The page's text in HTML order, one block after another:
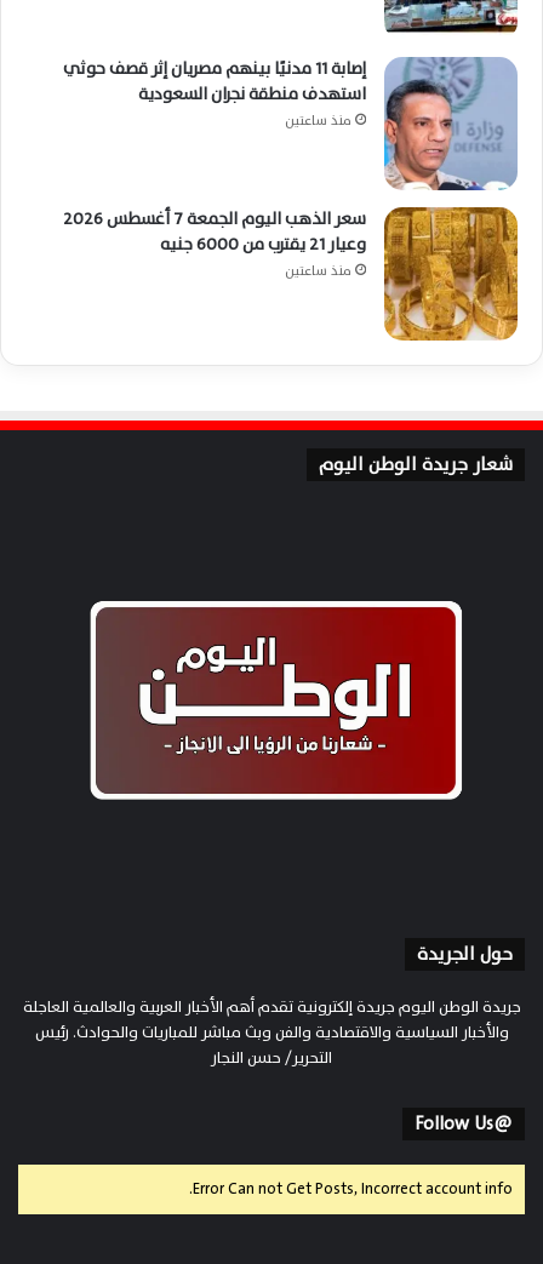
إصابة 11 مدنيًا بينهم مصريان إثر قصف حوثي
استهدف منطقة نجران السعودية
منذ ساعتين
سعر الذهب اليوم الجمعة 7 أغسطس 2026
وعيار 21 يقترب من 6000 جنيه
منذ ساعتين
شعار جريدة الوطن اليوم
حول الجريدة
جريدة الوطن اليوم جريدة إلكترونية تقدم أهم الأخبار العربية والعالمية العاجلة
والأخبار السياسية والاقتصادية والفن وبث مباشر للمباريات والحوادث. رئيس
التحرير/ حسن النجار
@Follow Us
Error Can not Get Posts, Incorrect account info.